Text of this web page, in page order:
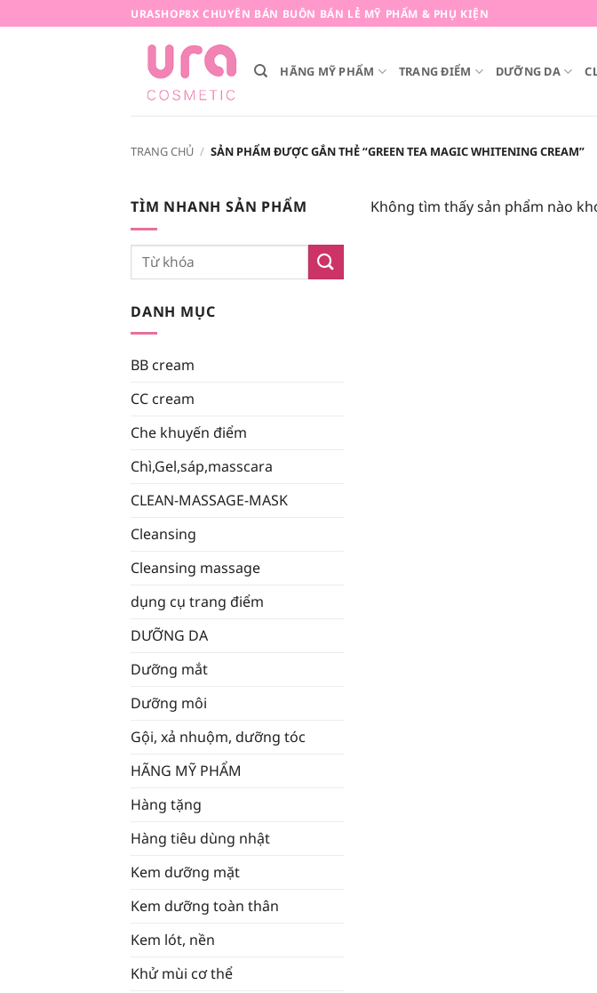
qua
URASHOP8X CHUYÊN BÁN BUÔN BÁN LẺ MỸ PHẨM & PHỤ KIỆN
HÃNG MỸ PHẨM TRANG ĐIỂM DƯỠNG DA
TRANG CHỦ / SẢN PHẨM ĐƯỢC GẮN THẺ “GREEN TEA MAGIC WHITENING CREAM”
TÌM NHANH SẢN PHẨM
Tìm
DANH MỤC
BB cream
CC cream
Che khuyến điểm
Chì,Gel,sáp,masscara
CLEAN-MASSAGE-MASK
Cleansing
Cleansing massage
dụng cụ trang điểm
DƯỠNG DA
Dưỡng mắt
Dưỡng môi
Gội, xả nhuộm, dưỡng tóc
HÃNG MỸ PHẨM
Hàng tặng
Hàng tiêu dùng nhật
Kem dưỡng mặt
Kem dưỡng toàn thân
Kem lót, nền
Khử mùi cơ thể
Không tìm thấy sản phẩm nào